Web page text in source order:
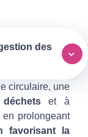
des
circulaire, une
et à
en prolongeant
favorisant la